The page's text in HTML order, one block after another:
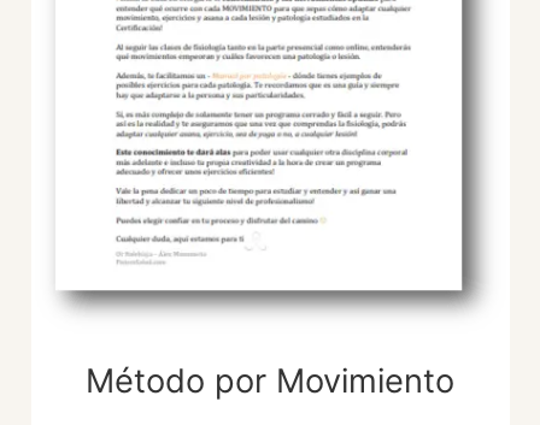
Método por Movimiento